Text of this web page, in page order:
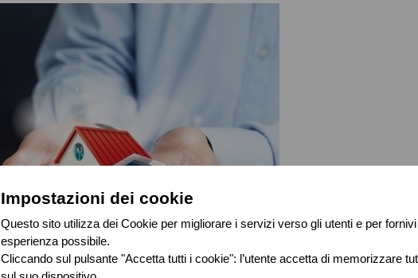
Impostazioni dei cookie
Questo sito utilizza dei Cookie per migliorare i servizi verso gli utenti e per
esperienza possibile.
Cliccando sul pulsante "Accetta tutti i cookie": l’utente accetta di memorizzare